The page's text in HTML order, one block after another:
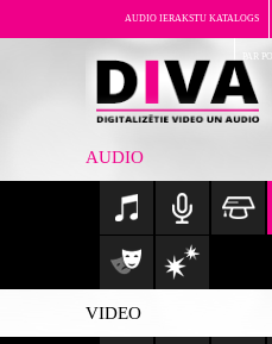
AUDIO IERAKSTU KATALOGS
PAR
AUDIO
VIDEO